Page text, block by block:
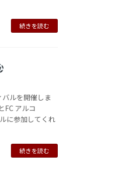
続きを読む
ルを開催しま
FC アルコ
に参加してくれ
続きを読む